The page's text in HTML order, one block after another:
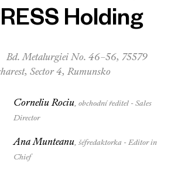
Holding
Bd. Metalurgiei No. 46–56, 75579
Sector 4, Rumunsko
Corneliu Rociu, obchodní ředitel - Sales
Director
Ana Munteanu, šéfredaktorka - Editor in
Chief